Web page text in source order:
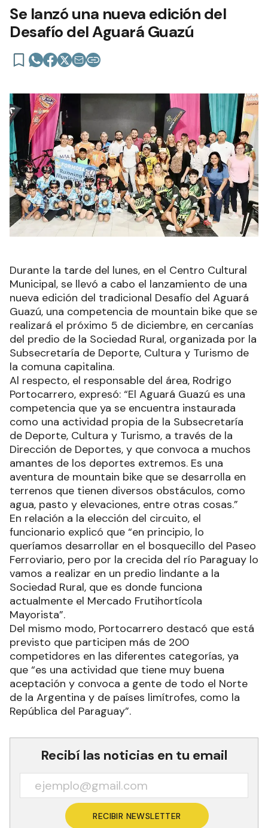
Se lanzó una nueva edición del
Desafío del Aguará Guazú
Durante la tarde del lunes, en el Centro Cultural
Municipal, se llevó a cabo el lanzamiento de una
nueva edición del tradicional Desafío del Aguará
Guazú, una competencia de mountain bike que se
realizará el próximo 5 de diciembre, en cercanías
del predio de la Sociedad Rural, organizada por la
Subsecretaría de Deporte, Cultura y Turismo de
la comuna capitalina.
Al respecto, el responsable del área, Rodrigo
Portocarrero, expresó: “El Aguará Guazú es una
competencia que ya se encuentra instaurada
como una actividad propia de la Subsecretaría
de Deporte, Cultura y Turismo, a través de la
Dirección de Deportes, y que convoca a muchos
amantes de los deportes extremos. Es una
aventura de mountain bike que se desarrolla en
terrenos que tienen diversos obstáculos, como
agua, pasto y elevaciones, entre otras cosas.”
En relación a la elección del circuito, el
funcionario explicó que “en principio, lo
queríamos desarrollar en el bosquecillo del Paseo
Ferroviario, pero por la crecida del río Paraguay lo
vamos a realizar en un predio lindante a la
Sociedad Rural, que es donde funciona
actualmente el Mercado Frutihortícola
Mayorista”.
Del mismo modo, Portocarrero destacó que está
previsto que participen más de 200
competidores en las diferentes categorías, ya
que “es una actividad que tiene muy buena
aceptación y convoca a gente de todo el Norte
de la Argentina y de países limítrofes, como la
República del Paraguay”.
Recibí las noticias en tu email
RECIBIR NEWSLETTER